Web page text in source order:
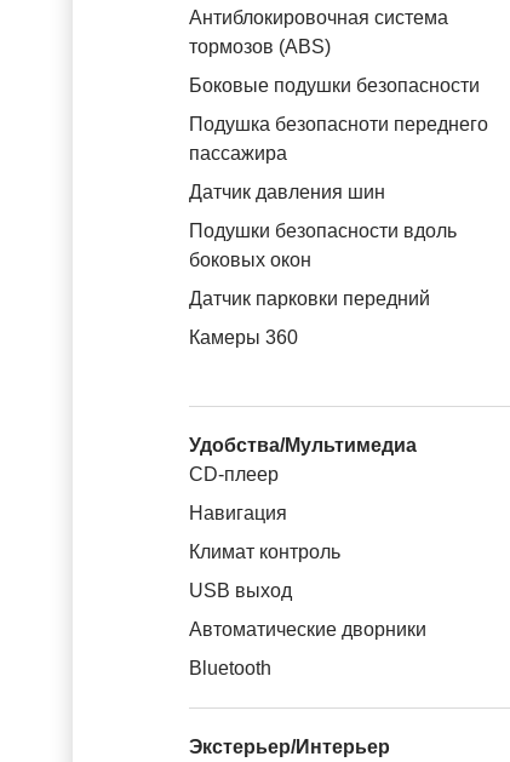
Антиблокировочная система
тормозов (ABS)
Боковые подушки безопасности
Подушка безопасноти переднего
пассажира
Датчик давления шин
Подушки безопасности вдоль
боковых окон
Датчик парковки передний
Камеры 360
Удобства/Мультимедиа
CD-плеер
Навигация
Климат контроль
USB выход
Автоматические дворники
Bluetooth
Экстерьер/Интерьер